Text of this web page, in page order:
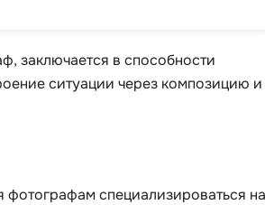
заключается в способности
ситуации через композицию и
специализироваться на